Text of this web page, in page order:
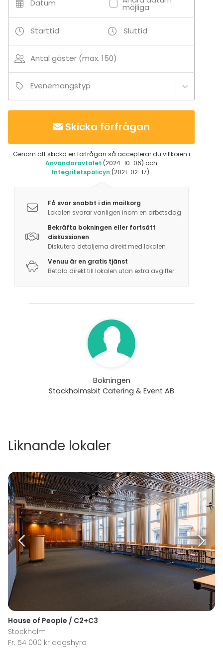
Datum möjliga
Starttid Sluttid
Antal gäster (max. 150)
Evenemangstyp
Skicka förfrågan
Genom att skicka en förfrågan så accepterar du villkoren i
Användaravtalet (2024-10-06) och
Integritetspolicyn (2021-02-17).
Få svar snabbt i din mailkorg
Lokalen svarar vanligen inom en arbetsdag
Bekräfta bokningen eller fortsätt
diskussionen
Diskutera detaljerna direkt med lokalen
Venuu är en gratis tjänst
Betala direkt till lokalen utan extra avgifter
Bokningen
Stockholmsbit Catering & Event AB
Liknande lokaler
House of People / C2+C3
Stockholm
Fr. 54 000 kr dagshyra